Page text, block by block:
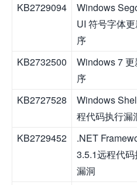
KB2729094
Windows
UI 符号字体
序
KB2732500
Windows 7 更
序
KB2727528
Windows
程代码执行漏
KB2729452
.NET
3.5.1远程代
漏洞